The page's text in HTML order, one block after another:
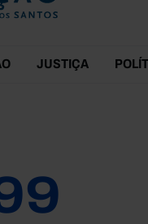
JUSTIÇA